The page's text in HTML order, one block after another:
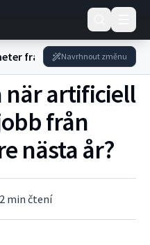
från praktikenNavrhnout změnu
när artificiell
från
nästa år?
2 min čtení